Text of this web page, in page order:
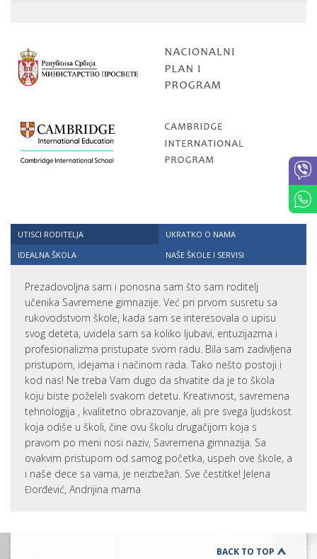
UTISCI RODITELJA
UKRATKO O NAMA
IDEALNA ŠKOLA
NAŠE ŠKOLE I SERVISI
Prezadovoljna sam i ponosna sam što sam roditelj
učenika Savremene gimnazije. Već pri prvom susretu sa
rukovodstvom škole, kada sam se interesovala o upisu
svog deteta, uvidela sam sa koliko ljubavi, entuzijazma i
profesionalizma pristupate svom radu. Bila sam zadivljena
pristupom, idejama i načinom rada. Tako nešto postoji i
kod nas! Ne treba Vam dugo da shvatite da je to škola
koju biste poželeli svakom detetu. Kreativnost, savremena
tehnologija , kvalitetno obrazovanje, ali pre svega ljudskost
koja odiše u školi, čine ovu školu drugačijom koja s
pravom po meni nosi naziv, Savremena gimnazija. Sa
ovakvim pristupom od samog početka, uspeh ove škole, a
i naše dece sa vama, je neizbežan. Sve čestitke! Jelena
Đorđević, Andrijina mama
BACK TO TOP